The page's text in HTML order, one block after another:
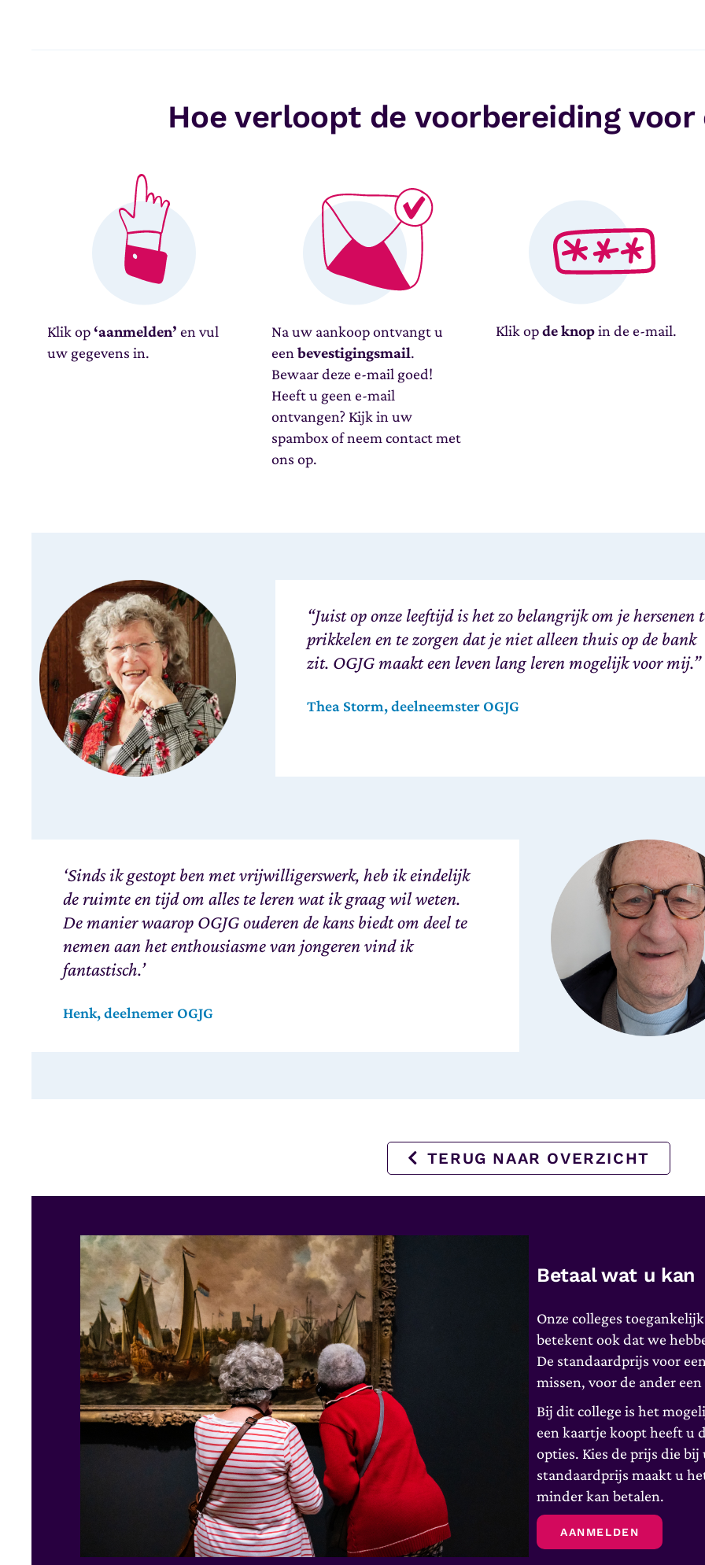
Hoe verloopt de voorbereiding voor
Klik op ‘aanmelden’ en vul
uw gegevens in.
Na uw aankoop ontvangt u
eenbevestigingsmail.
Bewaar deze e-mail goed!
Heeft u geen e-mail
ontvangen? Kijk in uw
spambox of neem contact met
ons op.
Klik opde knopin de e-mail.
“Juist op onze leeftijd is het zo belangrijk om je hersenen
prikkelen en te zorgen dat je niet alleen thuis op de bank
zit. OGJG maakt een leven lang leren mogelijk voor mij.”
Thea Storm, deelneemster OGJG
‘Sinds ik gestopt ben met vrijwilligerswerk, heb ik eindelijk
de ruimte en tijd om alles te leren wat ik graag wil weten.
De manier waarop OGJG ouderen de kans biedt om deel te
nemen aan het enthousiasme van jongeren vind ik
fantastisch.’
Henk, deelnemer OGJG
TERUG NAAR OVERZICHT
Betaal wat u kan
Onze colleges
betekent ook dat we
De standaardprijs voor
missen, voor de ander
Bij dit college is het
een kaartje koopt heeft u
opties. Kies de prijs die bij
standaardprijs maakt u
minder kan betalen.
AANMELDEN